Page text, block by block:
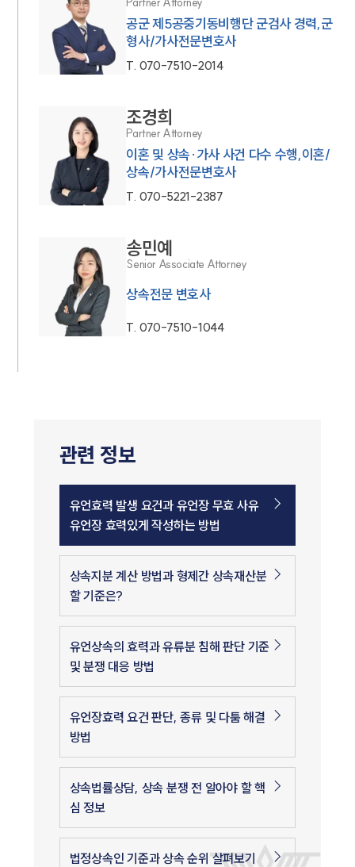
공군 제5공중기동비행단 군검사 경력,군
형사/가사전문변호사
T. 070-7510-2014
조경희
Partner Attorney
이혼 및 상속·가사 사건 다수 수행,이혼/
상속/가사전문변호사
T. 070-5221-2387
송민예
Senior Associate Attorney
상속전문 변호사
T. 070-7510-1044
관련 정보
유언효력 발생 요건과 유언장 무효 사유
유언장 효력있게 작성하는 방법
상속지분 계산 방법과 형제간 상속재산분
할 기준은?
유언상속의 효력과 유류분 침해 판단 기준
및 분쟁 대응 방법
유언장효력 요건 판단, 종류 및 다툼 해결
방법
상속법률상담, 상속 분쟁 전 알아야 할 핵
심 정보
법정상속인 기준과 상속 순위 살펴보기